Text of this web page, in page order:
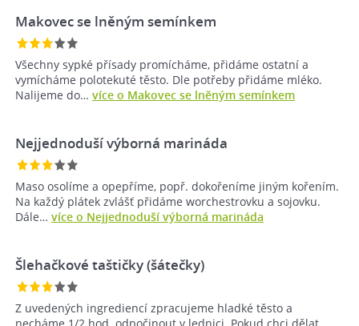
Makovec se lněným semínkem
Všechny sypké přísady promícháme, přidáme ostatní a
vymícháme polotekuté těsto. Dle potřeby přidáme mléko.
Nalijeme do… více o Makovec se lněným semínkem
Nejjednoduší výborná marináda
Maso osolíme a opepříme, popř. dokořeníme jiným kořením.
Na každý plátek zvlášť přidáme worchestrovku a sojovku.
Dále… více o Nejjednoduší výborná marináda
Šlehačkové taštičky (šátečky)
Z uvedených ingrediencí zpracujeme hladké těsto a